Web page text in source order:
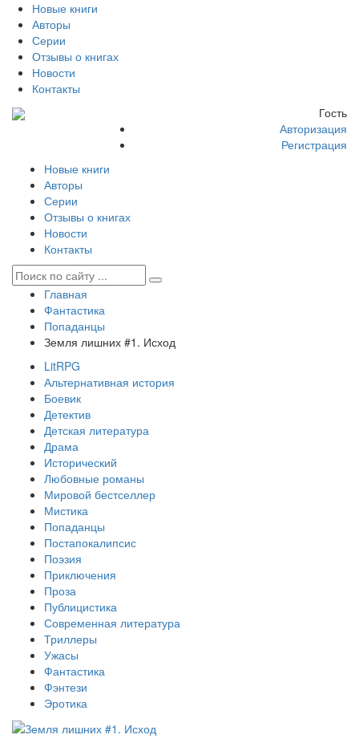
Новые книги
Авторы
Серии
Отзывы о книгах
Новости
Контакты
Гость
Авторизация
Регистрация
Новые книги
Авторы
Серии
Отзывы о книгах
Новости
Контакты
Главная
Фантастика
Попаданцы
Земля лишних #1. Исход
LitRPG
Альтернативная история
Боевик
Детектив
Детская литература
Драма
Исторический
Любовные романы
Мировой бестселлер
Мистика
Попаданцы
Постапокалипсис
Поэзия
Приключения
Проза
Публицистика
Современная литература
Триллеры
Ужасы
Фантастика
Фэнтези
Эротика